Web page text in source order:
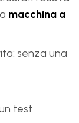
macchina a
senza una
test